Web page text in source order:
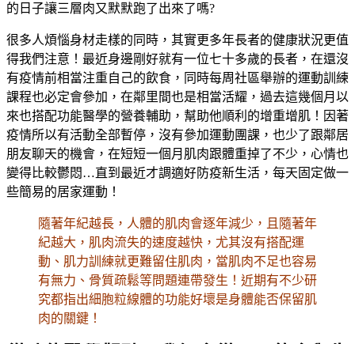
的日子讓三層肉又默默跑了出來了嗎?
很多人煩惱身材走樣的同時，其實更多年長者的健康狀況更值
得我們注意！最近身邊剛好就有一位七十多歲的長者，在還沒
有疫情前相當注重自己的飲食，同時每周社區舉辦的運動訓練
課程也必定會參加，在鄰里間也是相當活耀，過去這幾個月以
來也搭配功能醫學的營養輔助，幫助他順利的增重增肌！因著
疫情所以有活動全部暫停，沒有參加運動團課，也少了跟鄰居
朋友聊天的機會，在短短一個月肌肉跟體重掉了不少，心情也
變得比較鬱悶…直到最近才調適好防疫新生活，每天固定做一
些簡易的居家運動！
隨著年紀越長，人體的肌肉會逐年減少，且隨著年
紀越大，肌肉流失的速度越快，尤其沒有搭配運
動、肌力訓練就更難留住肌肉，當肌肉不足也容易
有無力、骨質疏鬆等問題連帶發生！近期有不少研
究都指出細胞粒線體的功能好壞是身體能否保留肌
肉的關鍵！